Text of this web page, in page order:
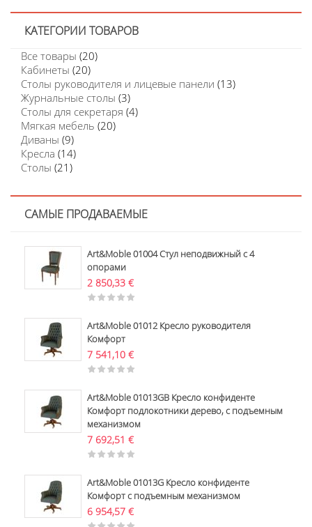
КАТЕГОРИИ ТОВАРОВ
Все товары (20)
Кабинеты (20)
Столы руководителя и лицевые панели (13)
Журнальные столы (3)
Столы для секретаря (4)
Мягкая мебель (20)
Диваны (9)
Кресла (14)
Столы (21)
САМЫЕ ПРОДАВАЕМЫЕ
Art&Moble 01004 Стул неподвижный с 4
опорами
2 850,33 €
Art&Moble 01012 Кресло руководителя
Комфорт
7 541,10 €
Art&Moble 01013GB Кресло конфиденте
Комфорт подлокотники дерево, с подъемным
механизмом
7 692,51 €
Art&Moble 01013G Кресло конфиденте
Комфорт с подъемным механизмом
6 954,57 €